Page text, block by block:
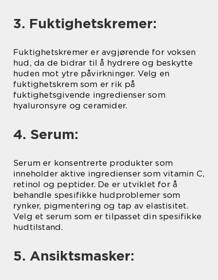
3. Fuktighetskremer:
Fuktighetskremer er avgjørende for voksen
hud, da de bidrar til å hydrere og beskytte
huden mot ytre påvirkninger. Velg en
fuktighetskrem som er rik på
fuktighetsgivende ingredienser som
hyaluronsyre og ceramider.
4. Serum:
Serum er konsentrerte produkter som
inneholder aktive ingredienser som vitamin C,
retinol og peptider. De er utviklet for å
behandle spesifikke hudproblemer som
rynker, pigmentering og tap av elastisitet.
Velg et serum som er tilpasset din spesifikke
hudtilstand.
5. Ansiktsmasker: